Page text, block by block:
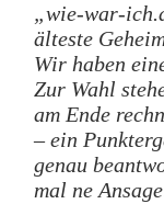
„wie-war-
älteste
Wir haben
Zur Wahl
am Ende
– ein
genau
mal ne